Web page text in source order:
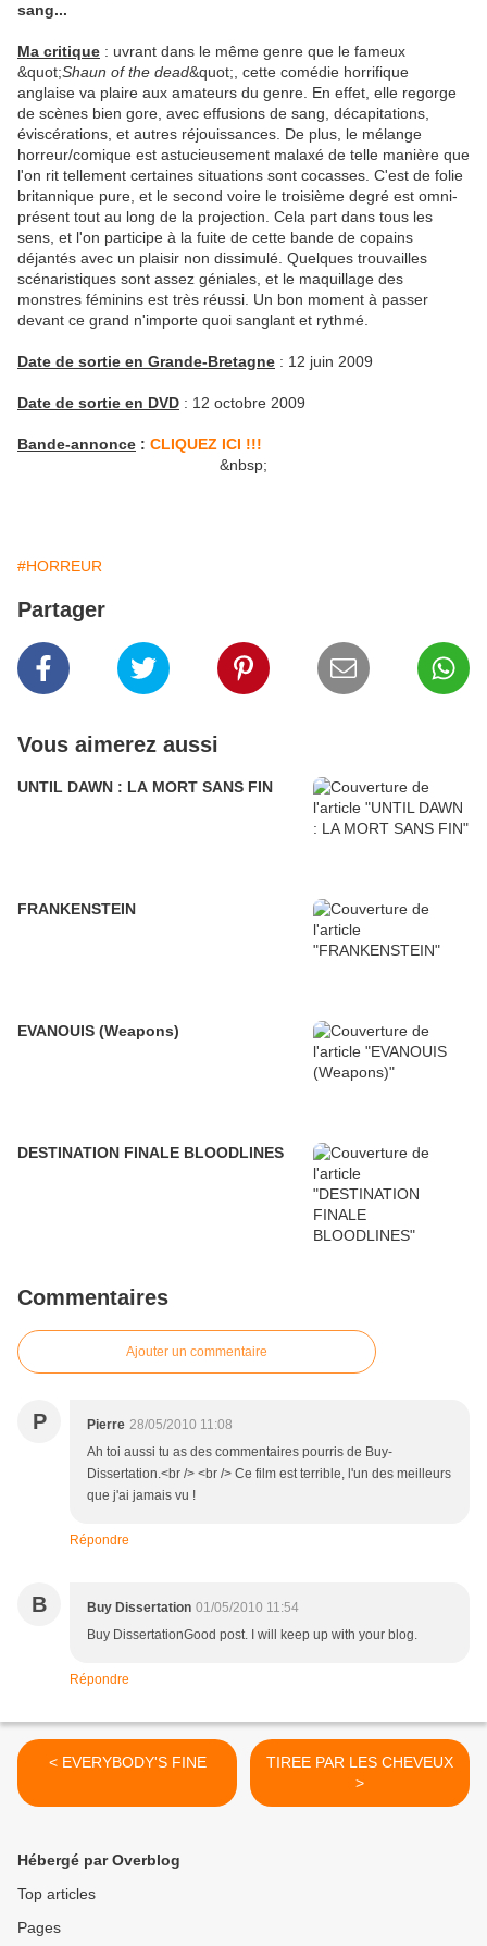
sang...
Ma critique : uvrant dans le même genre que le fameux
&quot;Shaun of the dead&quot;, cette comédie horrifique
anglaise va plaire aux amateurs du genre. En effet, elle regorge
de scènes bien gore, avec effusions de sang, décapitations,
éviscérations, et autres réjouissances. De plus, le mélange
horreur/comique est astucieusement malaxé de telle manière que
l'on rit tellement certaines situations sont cocasses. C'est de folie
britannique pure, et le second voire le troisième degré est omni-
présent tout au long de la projection. Cela part dans tous les
sens, et l'on participe à la fuite de cette bande de copains
déjantés avec un plaisir non dissimulé. Quelques trouvailles
scénaristiques sont assez géniales, et le maquillage des
monstres féminins est très réussi. Un bon moment à passer
devant ce grand n'importe quoi sanglant et rythmé.
Date de sortie en Grande-Bretagne : 12 juin 2009
Date de sortie en DVD : 12 octobre 2009
Bande-annonce : CLIQUEZ ICI !!!
&nbsp;
#HORREUR
Partager
Vous aimerez aussi
UNTIL DAWN : LA MORT SANS FIN
FRANKENSTEIN
EVANOUIS (Weapons)
DESTINATION FINALE BLOODLINES
Commentaires
Ajouter un commentaire
P Pierre 28/05/2010 11:08
Ah toi aussi tu as des commentaires pourris de Buy-
Dissertation.<br /> <br /> Ce film est terrible, l'un des meilleurs
que j'ai jamais vu !
Répondre
B Buy Dissertation 01/05/2010 11:54
Buy DissertationGood post. I will keep up with your blog.
Répondre
< EVERYBODY'S FINE
TIREE PAR LES CHEVEUX
>
Hébergé par Overblog
Top articles
Pages